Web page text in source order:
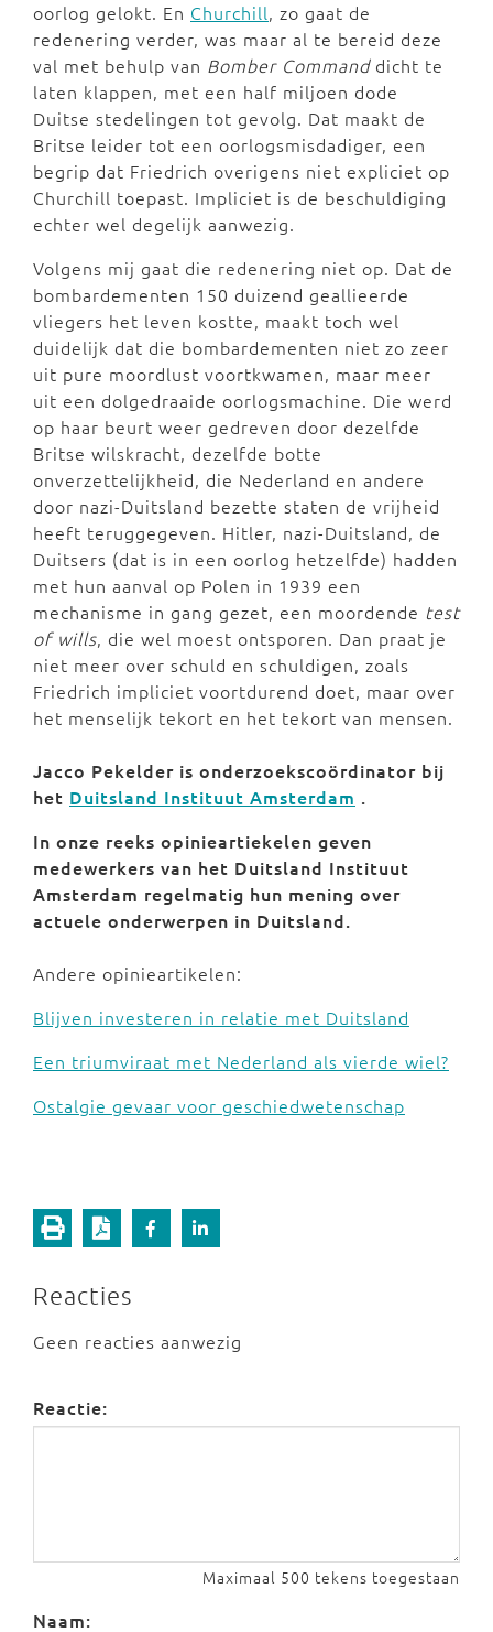
oorlog gelokt. En Churchill, zo gaat de
redenering verder, was maar al te bereid deze
val met behulp van Bomber Commanddicht te
laten klappen, met een half miljoen dode
Duitse stedelingen tot gevolg. Dat maakt de
Britse leider tot een oorlogsmisdadiger, een
begrip dat Friedrich overigens niet expliciet op
Churchill toepast. Impliciet is de beschuldiging
echter wel degelijk aanwezig.
Volgens mij gaat die redenering niet op. Dat de
bombardementen 150 duizend geallieerde
vliegers het leven kostte, maakt toch wel
duidelijk dat die bombardementen niet zo zeer
uit pure moordlust voortkwamen, maar meer
uit een dolgedraaide oorlogsmachine. Die werd
op haar beurt weer gedreven door dezelfde
Britse wilskracht, dezelfde botte
onverzettelijkheid, die Nederland en andere
door nazi-Duitsland bezette staten de vrijheid
heeft teruggegeven. Hitler, nazi-Duitsland, de
Duitsers (dat is in een oorlog hetzelfde) hadden
met hun aanval op Polen in 1939 een
mechanisme in gang gezet, een moordende test
of wills, die wel moest ontsporen. Dan praat je
niet meer over schuld en schuldigen, zoals
Friedrich impliciet voortdurend doet, maar over
het menselijk tekort en het tekort van mensen.
Jacco Pekelder is onderzoekscoördinator bij
het Duitsland Instituut Amsterdam .
In onze reeks opinieartiekelen geven
medewerkers van het Duitsland Instituut
Amsterdam regelmatig hun mening over
actuele onderwerpen in Duitsland.
Andere opinieartikelen:
Blijven investeren in relatie met Duitsland
Een triumviraat met Nederland als vierde wiel?
Ostalgie gevaar voor geschiedwetenschap
Reacties
Geen reacties aanwezig
Reactie:
Maximaal 500 tekens toegestaan
Naam: